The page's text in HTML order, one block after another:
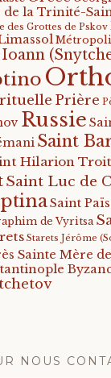
de la Trinité-
des Grottes de Pskov
Prière
Russie
Saint
Hilarion
Saint Luc de
Saint
de Vyritsa
Starets Jérôme
Sainte Mère
NOUS